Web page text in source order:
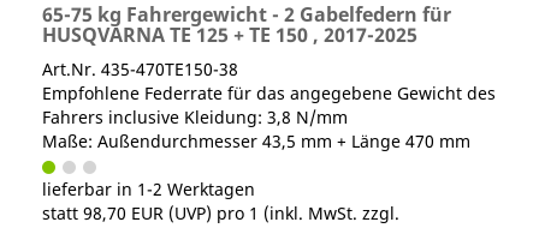
65-75 kg Fahrergewicht - 2 Gabelfedern für
HUSQVARNA TE 125 + TE 150 , 2017-2025
Art.Nr. 435-470TE150-38
Empfohlene Federrate für das angegebene Gewicht des
Fahrers inclusive Kleidung: 3,8 N/mm
Maße: Außendurchmesser 43,5 mm + Länge 470 mm
lieferbar in 1-2 Werktagen
statt 98,70 EUR (UVP) pro 1 (inkl. MwSt. zzgl.